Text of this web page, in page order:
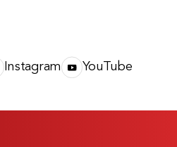
Instagram YouTube